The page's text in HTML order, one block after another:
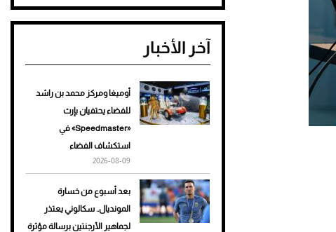
نرى المستقبل من خلال
تصميماتنا.. كيف حجزت 1886
تمنحك فخامة استثنائية
لإطلالة جريئة وعصرية
أحذية Mary Jane: ترف وأناقة
آخر الأخبار
أوميغا ومركز محمد بن راشد
للفضاء يحتفيان بإرث
«Speedmaster» في
استكشاف الفضاء
2026-08-09
بعد أسبوع من خسارة
المونديال.. سكالوني يعتذر
لجماهير الأرجنتين برسالة مؤثرة